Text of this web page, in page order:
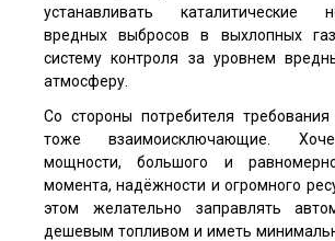
устанавливать каталитические
вредных выбросов в выхлопных
систему контроля за уровнем
атмосферу.
Со стороны потребителя
тоже взаимоисключающие.
мощности, большого и
момента, надёжности и огромного
этом желательно заправлять
дешевым топливом и иметь